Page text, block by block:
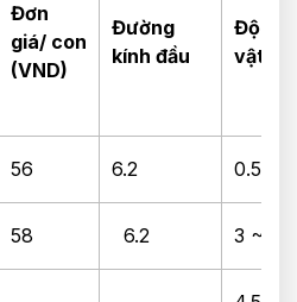
Đơn
giá/ con
(VND)
Đường
kính đầu
Độ
vật
56 6.2 0.5 ~
58 6.2 3 ~